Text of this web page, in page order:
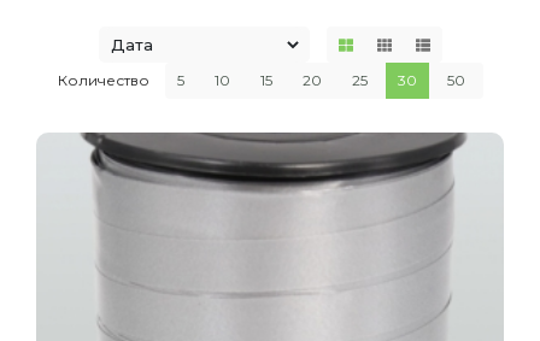
Количество 5 10 15 20 25 30 50